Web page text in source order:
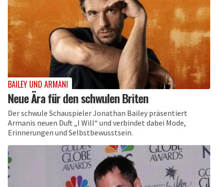
BAILEY UND ARMANI
Neue Ära für den schwulen Briten
Der schwule Schauspieler Jonathan Bailey präsentiert
Armanis neuen Duft „I Will“ und verbindet dabei Mode,
Erinnerungen und Selbstbewusstsein.